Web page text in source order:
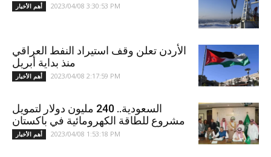
أهم الأخبار 2023/04/08 3:30:53 PM
الأردن تعلن وقف استيراد النفط العراقي
منذ بداية أبريل
أهم الأخبار 2023/04/08 2:17:59 PM
السعودية.. 240 مليون دولار لتمويل
مشروع للطاقة الكهرومائية في باكستان
أهم الأخبار 2023/04/08 1:53:18 PM